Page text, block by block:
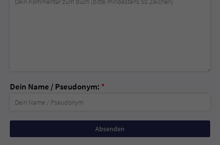
Dein Name / Pseudonym: *
Nicht
ausfüllen!